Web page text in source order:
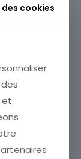
cookies
et